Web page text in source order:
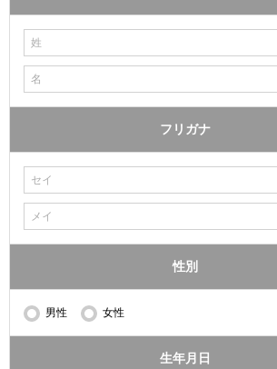
フリガナ
性別
男性 女性
生年月日